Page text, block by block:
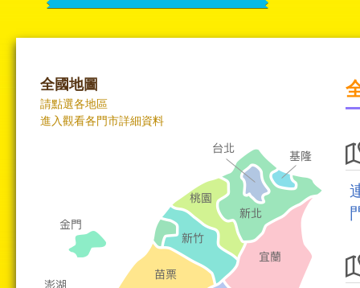
全國地圖
請點選各地區
進入觀看各門市詳細資料